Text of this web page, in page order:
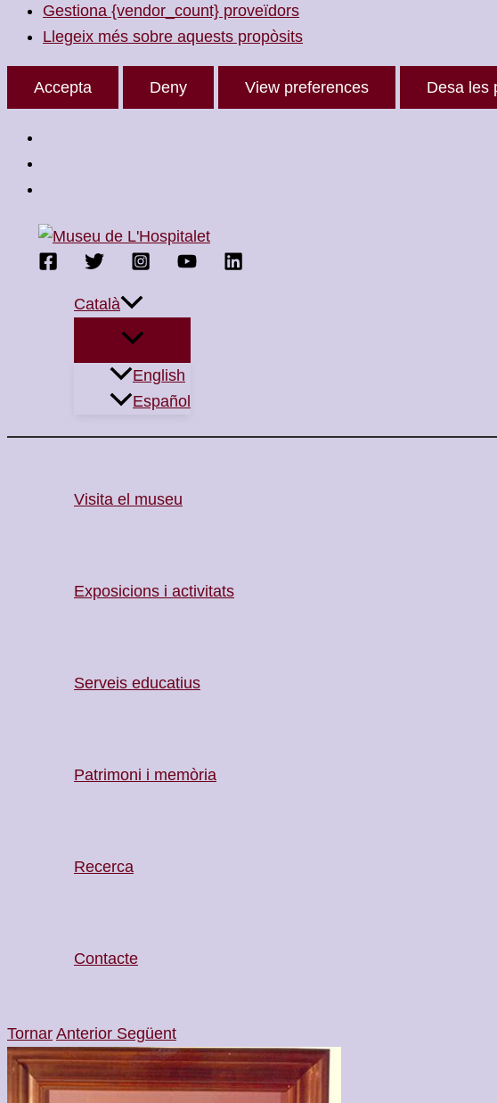
Gestiona {vendor_count} proveïdors
Llegeix més sobre aquests propòsits
Accepta Deny View preferences Desa les
Català
English
Español
Visita el museu
Exposicions i activitats
Serveis educatius
Patrimoni i memòria
Recerca
Contacte
Tornar Anterior Següent